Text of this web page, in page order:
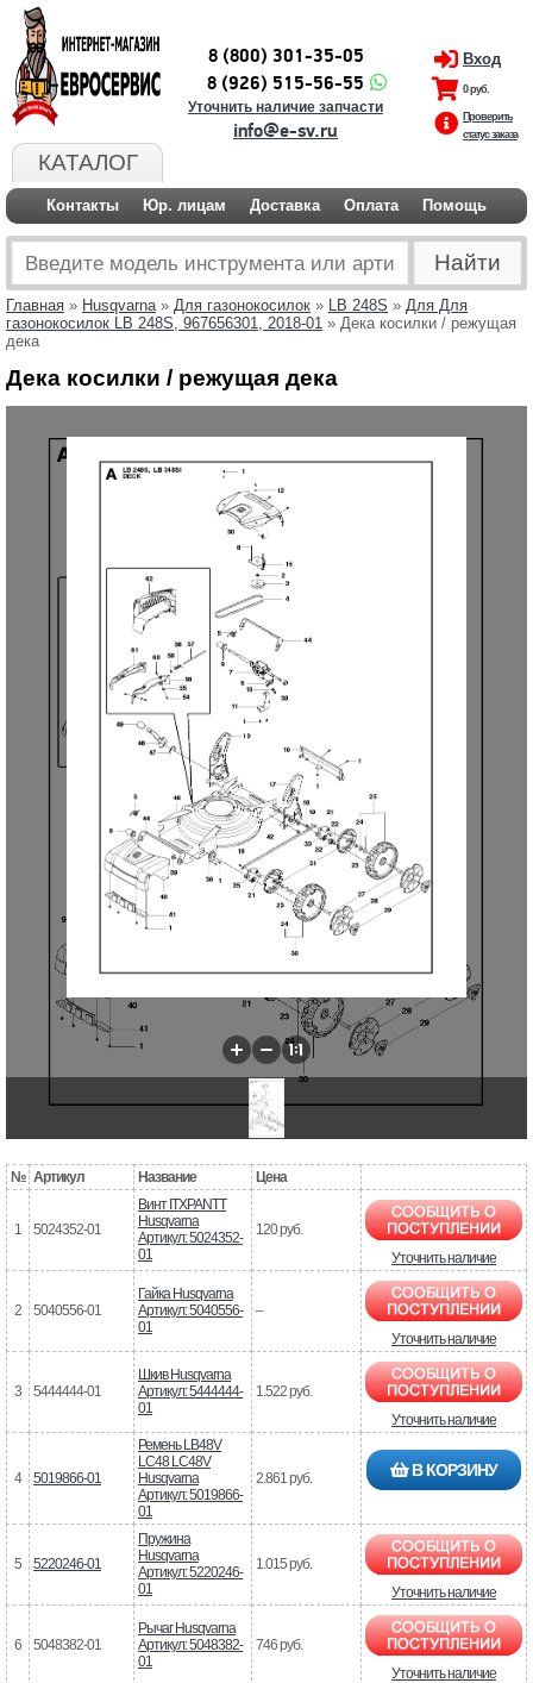
КАТАЛОГ
8 (800) 301-35-05
8 (926) 515-56-55
Уточнить наличие запчасти
info@e-sv.ru
Вход
0 руб.
Проверить
статус заказа
Контакты Юр. лицам Доставка Оплата Помощь
Главная » Husqvarna» Для газонокосилок » LB 248S » Для Для
газонокосилок LB 248S, 967656301, 2018-01 » Дека косилки / режущая
дека
Дека косилки / режущая дека
№ Артикул Название Цена
1 5024352-01
Винт ITXPANTT
Husqvarna
Артикул: 5024352-
01
120 руб.
Уточнить наличие
2 5040556-01
Гайка Husqvarna
Артикул: 5040556-
01
–
Уточнить наличие
3 5444444-01
Шкив Husqvarna
Артикул: 5444444-
01
1.522 руб.
Уточнить наличие
4 5019866-01
Ремень LB48V
LC48 LC48V
Husqvarna
Артикул: 5019866-
01
2.861 руб. В КОРЗИНУ
5 5220246-01
Пружина
Husqvarna
Артикул: 5220246-
01
1.015 руб.
Уточнить наличие
6 5048382-01
Рычаг Husqvarna
Артикул: 5048382-
01
746 руб.
Уточнить наличие